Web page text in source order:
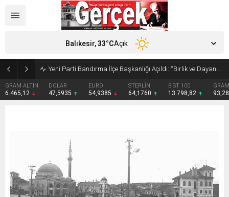
Yeni Parti Bandırma İlçe Başkanlığı Açıldı: “Birlik ve Dayanışmayla Yola Çıkıyoruz”
ALTIN DOLAR
47,5935 54,9385
STERLİN
64,1760
BIST 100
13.798,82
GRAM
93,28
Balıkesir,33°CAçık